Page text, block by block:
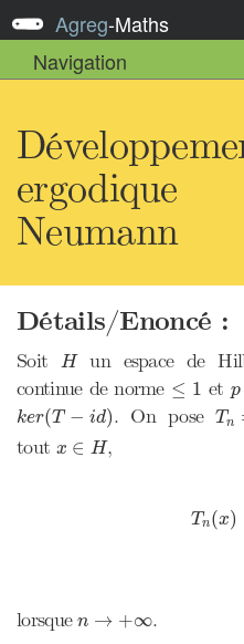
Agreg-Maths
Navigation
Neumann
Détails/Enoncé :
Soit H
Hun espace de
continue de norme ≤ 1
≤1 et p
p
ker(T − id)
k (T− d ) . On poseTn
Tn
tout x ∈ H
x∈H ,
Tn(x)
T n x
lorsquen → +∞
n →+ ∞ .